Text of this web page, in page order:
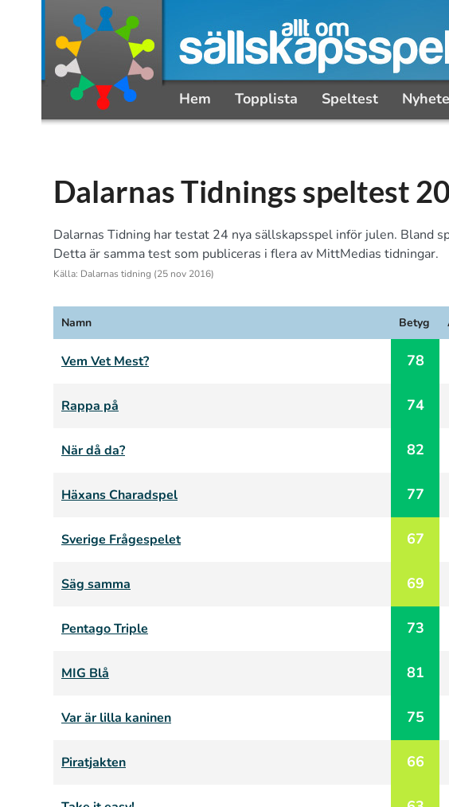
Hem Topplista Speltest
Dalarnas Tidnings speltest
Dalarnas Tidning har testat 24 nya sällskapsspel inför julen. Bland
Detta är samma test som publiceras i flera av MittMedias tidningar.
Källa: Dalarnas tidning (25 nov 2016)
Namn Betyg
Vem Vet Mest? 78
Rappa på 74
När då da? 82
Häxans Charadspel 77
Sverige Frågespelet 67
Säg samma 69
Pentago Triple 73
MIG Blå 81
Var är lilla kaninen 75
Piratjakten 66